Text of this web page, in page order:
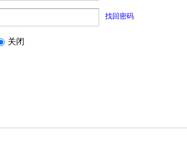
找回密码
关闭